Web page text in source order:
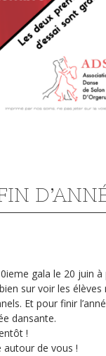
gala le 20 juin
sur voir les élèves
Et pour finir
dansante.
!
autour de vous !